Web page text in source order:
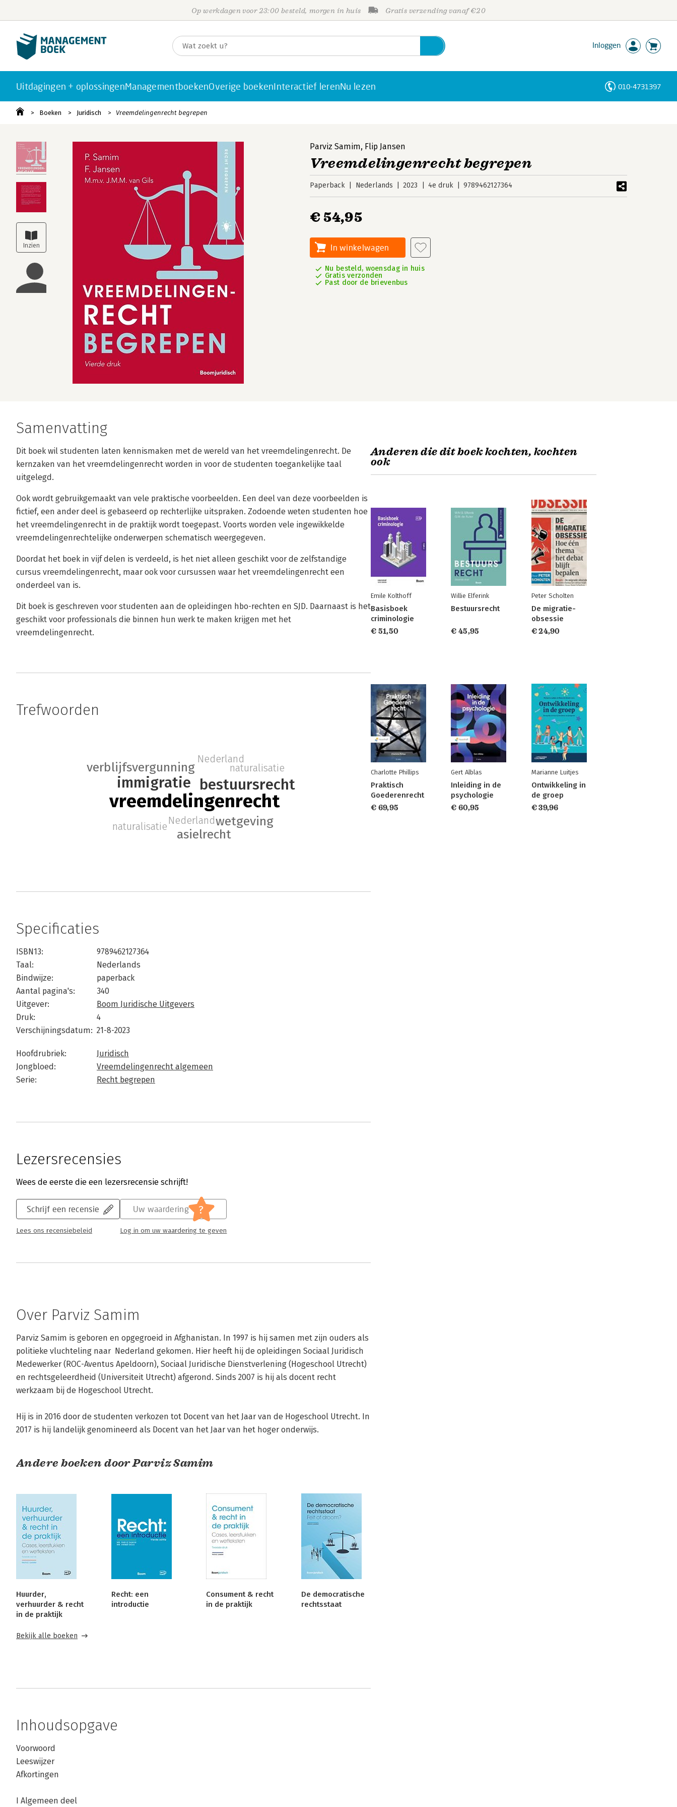
Op werkdagen voor 23:00 besteld, morgen in huis Gratis verzending vanaf €20
Inloggen
Uitdagingen + oplossingenManagementboekenOverige boekenInteractief lerenNu lezen 010-4731397
Boeken Juridisch Vreemdelingenrecht begrepen
Parviz Samim, Flip Jansen
Vreemdelingenrecht begrepen
Paperback Nederlands 2023 4e druk 9789462127364
€ 54,95
In winkelwagen
Nu besteld, woensdag in huis
Gratis verzonden
Past door de brievenbus
Samenvatting
Dit boek wil studenten laten kennismaken met de wereld van het vreemdelingenrecht. De
kernzaken van het vreemdelingenrecht worden in voor de studenten toegankelijke taal
uitgelegd.
Ook wordt gebruikgemaakt van vele praktische voorbeelden. Een deel van deze voorbeelden is
fictief, een ander deel is gebaseerd op rechterlijke uitspraken. Zodoende weten studenten hoe
het vreemdelingenrecht in de praktijk wordt toegepast. Voorts worden vele ingewikkelde
vreemdelingenrechtelijke onderwerpen schematisch weergegeven.
Doordat het boek in vijf delen is verdeeld, is het niet alleen geschikt voor de zelfstandige
cursus vreemdelingenrecht, maar ook voor cursussen waar het vreemdelingenrecht een
onderdeel van is.
Dit boek is geschreven voor studenten aan de opleidingen hbo-rechten en SJD. Daarnaast is het
geschikt voor professionals die binnen hun werk te maken krijgen met het
vreemdelingenrecht.
Trefwoorden
vreemdelingenrecht
immigratie bestuursrecht
wetgeving
asielrecht
verblijfsvergunning
Nederland
naturalisatie
Nederland
naturalisatie
Specificaties
ISBN13:
9789462127364
Taal:
Nederlands
Bindwijze:
paperback
Aantal pagina's:
340
Uitgever:
Boom Juridische Uitgevers
Druk:
4
Verschijningsdatum: 21-8-2023
Hoofdrubriek:
Juridisch
Jongbloed:
Vreemdelingenrecht algemeen
Serie:
Recht begrepen
Lezersrecensies
Wees de eerste die een lezersrecensie schrijft!
Schrijf een recensie
Lees ons recensiebeleid
Uw waardering ?
Log in om uw waardering te geven
Over Parviz Samim
Parviz Samim is geboren en opgegroeid in Afghanistan. In 1997 is hij samen met zijn ouders als
politieke vluchteling naar  Nederland gekomen. Hier heeft hij de opleidingen Sociaal Juridisch
Medewerker (ROC-Aventus Apeldoorn), Sociaal Juridische Dienstverlening (Hogeschool Utrecht)
en rechtsgeleerdheid (Universiteit Utrecht) afgerond. Sinds 2007 is hij als docent recht
werkzaam bij de Hogeschool Utrecht.
Hij is in 2016 door de studenten verkozen tot Docent van het Jaar van de Hogeschool Utrecht. In
2017 is hij landelijk genomineerd als Docent van het Jaar van het hoger onderwijs.
Andere boeken door Parviz Samim
Huurder,
verhuurder & recht
in de praktijk
Recht: een
introductie
Consument & recht
in de praktijk
De democratische
rechtsstaat
Bekijk alle boeken
Inhoudsopgave
Voorwoord
Leeswijzer
Afkortingen
I Algemeen deel
Anderen die dit boek kochten, kochten
ook
Emile Kolthoff
Basisboek
criminologie
€ 51,50
Willie Elferink
Bestuursrecht
€ 45,95
Peter Scholten
De migratie-
obsessie
€ 24,90
Charlotte Phillips
Praktisch
Goederenrecht
€ 69,95
Gert Alblas
Inleiding in de
psychologie
€ 60,95
Marianne Luitjes
Ontwikkeling in
de groep
€ 39,96
Personen